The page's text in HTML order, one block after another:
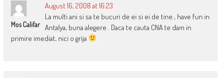
Mos Califar
August 16, 2008 at 16:23
La multi ani si sa te bucuri de ei si ei de tine , have fun in
Antalya, buna alegere . Daca te cauta CNA te dam in
primire imediat, nici o grija